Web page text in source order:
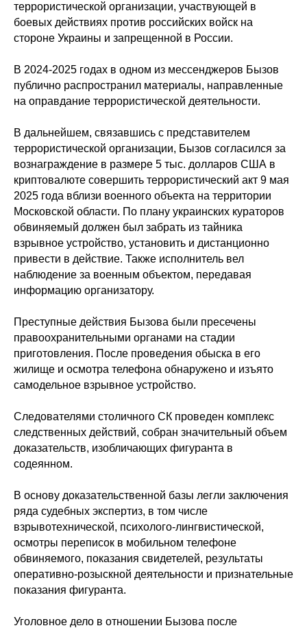
террористической организации, участвующей в
боевых действиях против российских войск на
стороне Украины и запрещенной в России.
В 2024-2025 годах в одном из мессенджеров Бызов
публично распространил материалы, направленные
на оправдание террористической деятельности.
В дальнейшем, связавшись с представителем
террористической организации, Бызов согласился за
вознаграждение в размере 5 тыс. долларов США в
криптовалюте совершить террористический акт 9 мая
2025 года вблизи военного объекта на территории
Московской области. По плану украинских кураторов
обвиняемый должен был забрать из тайника
взрывное устройство, установить и дистанционно
привести в действие. Также исполнитель вел
наблюдение за военным объектом, передавая
информацию организатору.
Преступные действия Бызова были пресечены
правоохранительными органами на стадии
приготовления. После проведения обыска в его
жилище и осмотра телефона обнаружено и изъято
самодельное взрывное устройство.
Следователями столичного СК проведен комплекс
следственных действий, собран значительный объем
доказательств, изобличающих фигуранта в
содеянном.
В основу доказательственной базы легли заключения
ряда судебных экспертиз, в том числе
взрывотехнической, психолого-лингвистической,
осмотры переписок в мобильном телефоне
обвиняемого, показания свидетелей, результаты
оперативно-розыскной деятельности и признательные
показания фигуранта.
Уголовное дело в отношении Бызова после